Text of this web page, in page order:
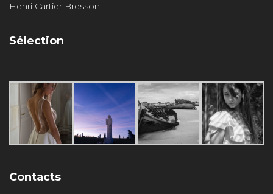
Henri Cartier Bresson
Sélection
Contacts